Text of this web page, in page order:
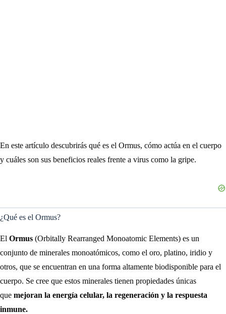
En este artículo descubrirás qué es el Ormus, cómo actúa en el cuerpo
y cuáles son sus beneficios reales frente a virus como la gripe.
¿Qué es el Ormus?
El Ormus (Orbitally Rearranged Monoatomic Elements) es un
conjunto de minerales monoatómicos, como el oro, platino, iridio y
otros, que se encuentran en una forma altamente biodisponible para el
cuerpo. Se cree que estos minerales tienen propiedades únicas
que mejoran la energía celular, la regeneración y la respuesta
inmune.